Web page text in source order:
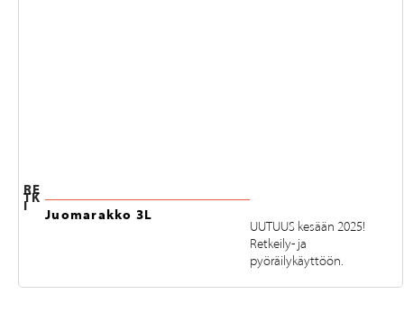
RE
TK
I
Juomarakko 3L
UUTUUS kesään 2025!
Retkeily- ja
pyöräilykäyttöön.